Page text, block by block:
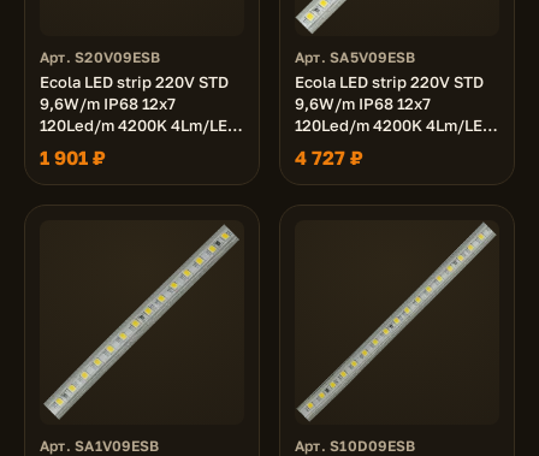
Арт. S20V09ESB
Ecola LED strip 220V STD
9,6W/m IP68 12x7
120Led/m 4200K 4Lm/LED
480Lm/m лента 20м.
1 901 ₽
Арт. SA5V09ESB
Ecola LED strip 220V STD
9,6W/m IP68 12x7
120Led/m 4200K 4Lm/LED
480Lm/m лента 50м.
4 727 ₽
Арт. SA1V09ESB Арт. S10D09ESB